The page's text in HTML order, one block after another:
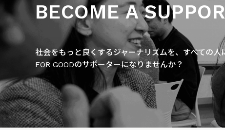
BECOME A
社会をもっと良くするジャーナリズムを、すべての人
FOR GOODのサポーターになりませんか？